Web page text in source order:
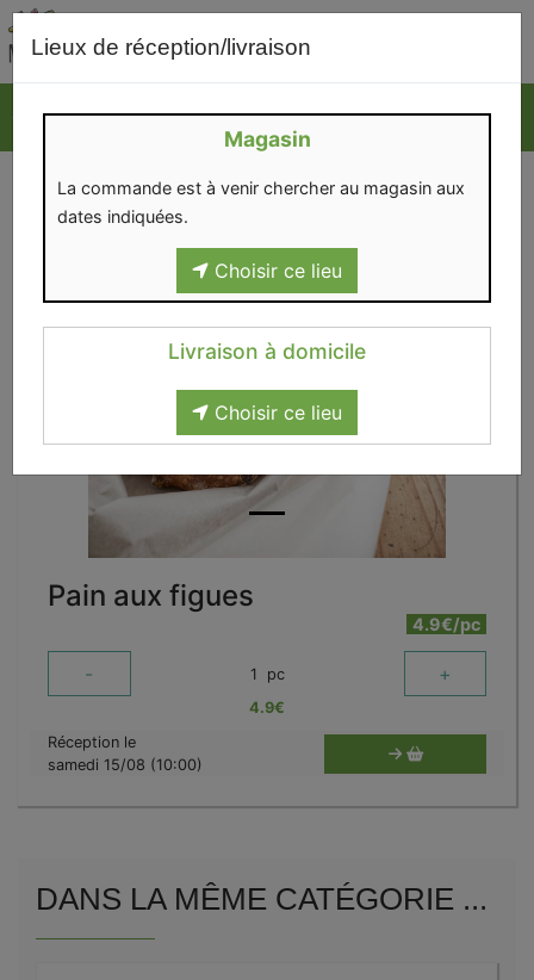
Lieux de réception/livraison
Magasin
La commande est à venir chercher au magasin aux
dates indiquées.
Choisir ce lieu
Livraison à domicile
Choisir ce lieu
Pain aux figues
4.9€/pc
- 1 pc +
4.9€
Réception le
samedi 15/08 (10:00)
DANS LA MÊME CATÉGORIE ...